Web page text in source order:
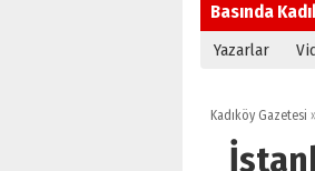
Basında
Yazarlar
Kadıköy Gazetesi